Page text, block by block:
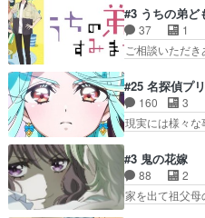
外あまり見ど
ちゃおもしろ
のは勿論だけ
なったからユ
的な１話、２
ングにかける
２名！ワンピ
母親を失い、
ントは、冒頭
設定を公開！
#3 うちの弟ど
37 1
ご相談いただ
家事を頑張り
んと源くん、
てもう普通に
来の夢が微笑
活するように
い」の破壊力
わり方がどう
#25 名探偵プ
160 3
現実には様々
レール編の始
ラ」と言えば
クレールはや
は誰だ編、遂
#3 鬼の花嫁
88 2
家を出て祖父